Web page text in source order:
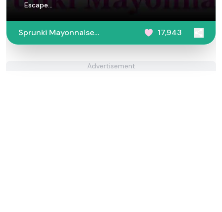
Escape
Sprunki Mayonnaise
Version
17,943
Advertisement